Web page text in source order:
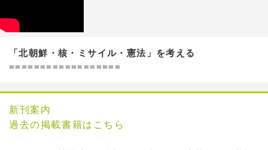
「北朝鮮・核・ミサイル・憲法」を考える
==================
新刊案内
過去の掲載書籍はこちら